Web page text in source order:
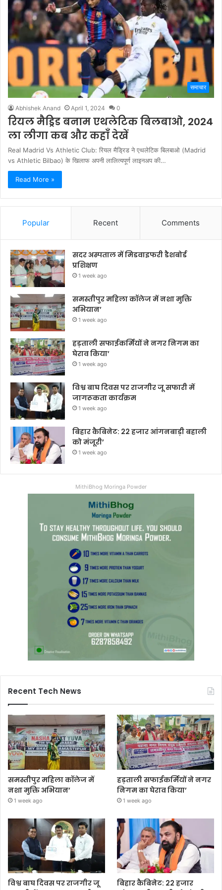
समाचार
Abhishek Anand April 1, 2024 0
रियल मैड्रिड बनाम एथलेटिक बिलबाओ, 2024
ला लीगा कब और कहाँ देखें
Real Madrid Vs Athletic Club: रियल मैड्रिड ने एथलेटिक बिलबाओ (Madrid
vs Athletic Bilbao) के खिलाफ अपनी लालित्यपूर्ण लाइनअप की…
Read More »
Popular Recent Comments
सदर अस्पताल में मिडवाइफरी डैशबोर्ड
प्रशिक्षण
1 week ago
समस्तीपुर महिला कॉलेज में नशा मुक्ति
अभियान’
1 week ago
हड़ताली सफाईकर्मियों ने नगर निगम का
घेराव किया’
1 week ago
विश्व बाघ दिवस पर राजगीर जू सफारी में
जागरूकता कार्यक्रम
1 week ago
बिहार कैबिनेट: 22 हजार आंगनबाड़ी बहाली
को मंजूरी’
1 week ago
MithiBhog Moringa Powder
Recent Tech News
समस्तीपुर महिला कॉलेज में
नशा मुक्ति अभियान’
1 week ago
हड़ताली सफाईकर्मियों ने नगर
निगम का घेराव किया’
1 week ago
विश्व बाघ दिवस पर राजगीर जू
बिहार कैबिनेट: 22 हजार